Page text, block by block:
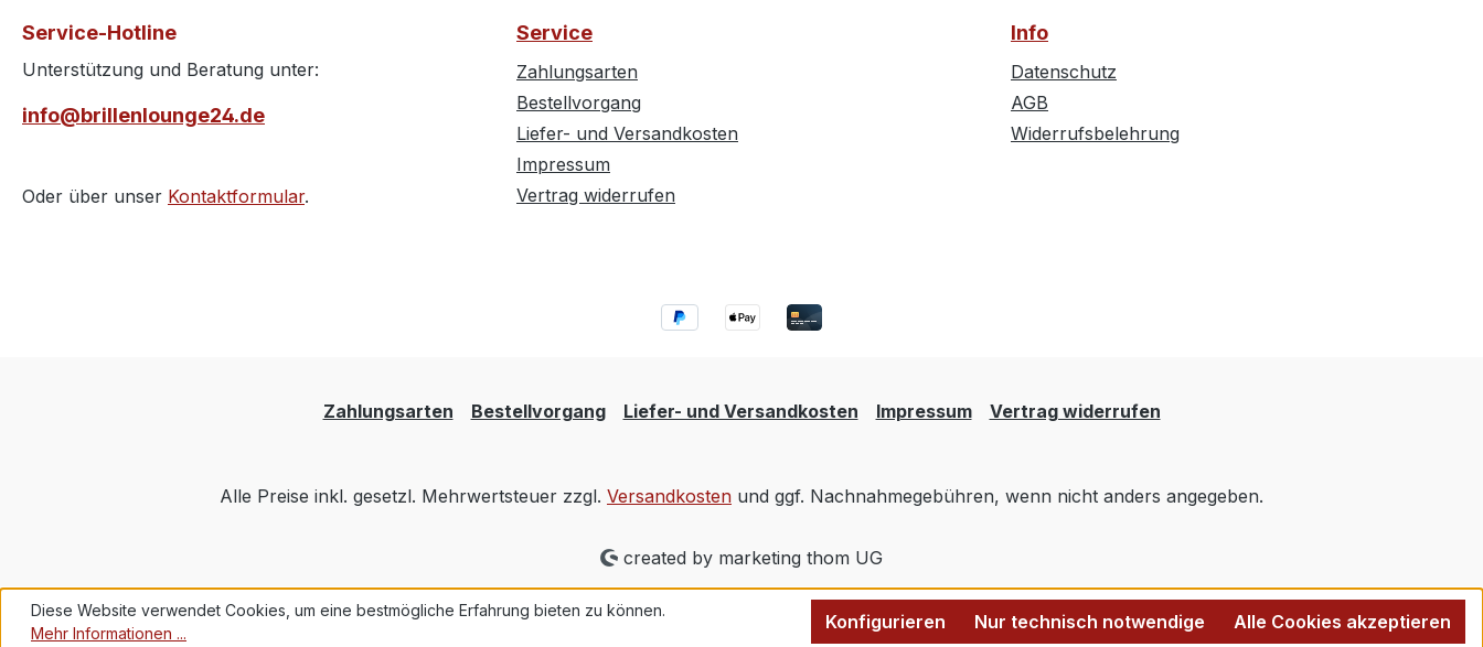
Service-Hotline
Unterstützung und Beratung unter:
info@brillenlounge24.de
Oder über unser Kontaktformular.
Service
Zahlungsarten
Bestellvorgang
Liefer- und Versandkosten
Impressum
Vertrag widerrufen
Info
Datenschutz
AGB
Widerrufsbelehrung
Zahlungsarten Bestellvorgang Liefer- und Versandkosten Impressum Vertrag widerrufen
Alle Preise inkl. gesetzl. Mehrwertsteuer zzgl. Versandkosten und ggf. Nachnahmegebühren, wenn nicht anders angegeben.
created by marketing thom UG
Diese Website verwendet Cookies, um eine bestmögliche Erfahrung bieten zu können.
Mehr Informationen ...
Nur technisch notwendige
Konfigurieren Alle Cookies akzeptieren